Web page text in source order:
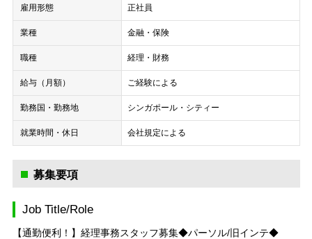
雇用形態 正社員
業種 金融・保険
職種 経理・財務
給与（月額） ご経験による
勤務国・勤務地 シンガポール・シティー
就業時間・休日 会社規定による
募集要項
Job Title/Role
【通勤便利！】経理事務スタッフ募集◆パーソル/旧インテ◆